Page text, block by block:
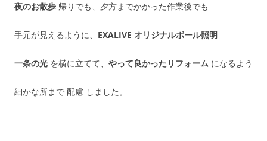
夜のお散歩 帰りでも、夕方までかかった作業後でも
手元が見えるように、 EXALIVE オリジナルポール照明
一条の光 を横に立てて、 やって良かったリフォーム になるよう
細かな所まで 配慮 しました。